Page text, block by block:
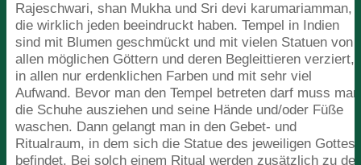
Rajeschwari, shan Mukha und Sri devi karumariamman,
die wirklich jeden beeindruckt haben. Tempel in Indien
sind mit Blumen geschmückt und mit vielen Statuen von
allen möglichen Göttern und deren Begleittieren verziert,
in allen nur erdenklichen Farben und mit sehr viel
Aufwand. Bevor man den Tempel betreten darf muss man
die Schuhe ausziehen und seine Hände und/​oder Füße
waschen. Dann gelangt man in den Gebet- und
Ritualraum, in dem sich die Statue des jeweiligen Gottes
befindet. Bei solch einem Ritual werden zusätzlich zu